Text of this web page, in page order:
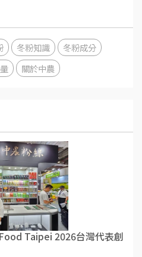
冬粉知識
冬粉成分
關於中農
Taipei 2026台灣代表創